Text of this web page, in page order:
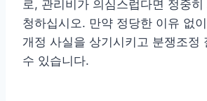
로, 관리비가 의심스럽다면 정중
청하십시오. 만약 정당한 이유 없
개정 사실을 상기시키고 분쟁조정
수 있습니다.